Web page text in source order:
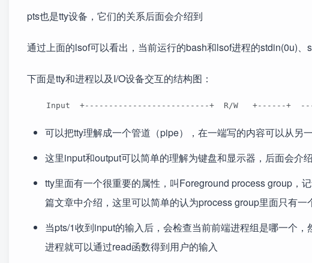
pts也是tty设备，它们的关系后面会介绍到
通过上面的lsof可以看出，当前运行的bash和lsof进程的stdin(0u)、
下面是tty和进程以及I/O设备交互的结构图：
Input  +--------------------------+  R/W   +------
可以把tty理解成一个管道（pipe），在一端写的内容可以从另
这里input和output可以简单的理解为键盘和显示器，后面会介
tty里面有一个很重要的属性，叫Foreground process group，
篇文章中介绍，这里可以简单的认为process group里面只有一
当pts/1收到input的输入后，会检查当前前端进程组是哪一个
进程就可以通过read函数得到用户的输入